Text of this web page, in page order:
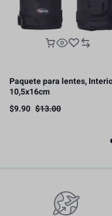
Paquete para lentes,
10,5x16cm
$9.90 $13.00